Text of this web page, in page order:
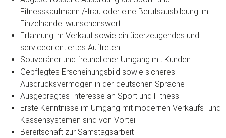
Fitnesskaufmann /-frau oder eine Berufsausbildung im
Einzelhandel wünschenswert
Erfahrung im Verkauf sowie ein überzeugendes und
serviceorientiertes Auftreten
Souveräner und freundlicher Umgang mit Kunden
Gepflegtes Erscheinungsbild sowie sicheres
Ausdrucksvermögen in der deutschen Sprache
Ausgeprägtes Interesse an Sport und Fitness
Erste Kenntnisse im Umgang mit modernen Verkaufs- und
Kassensystemen sind von Vorteil
Bereitschaft zur Samstagsarbeit